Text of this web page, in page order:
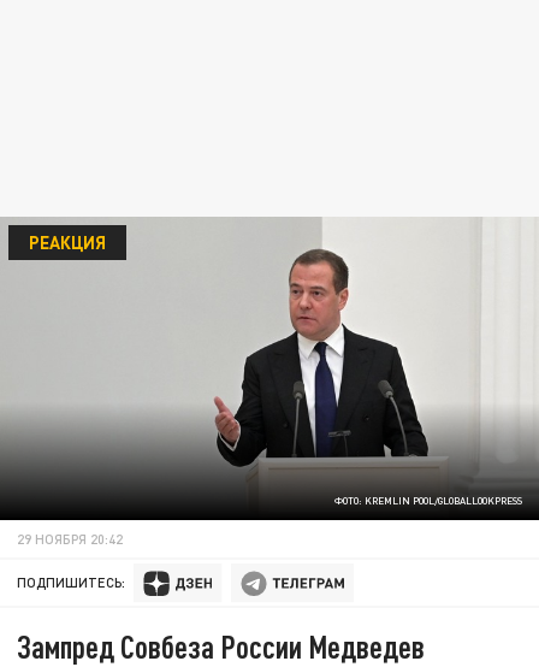
ФОТО: KREMLIN POOL/GLOBALLOOKPRESS
РЕАКЦИЯ
29 НОЯБРЯ 20:42
ПОДПИШИТЕСЬ:
Зампред Совбеза России Медведев